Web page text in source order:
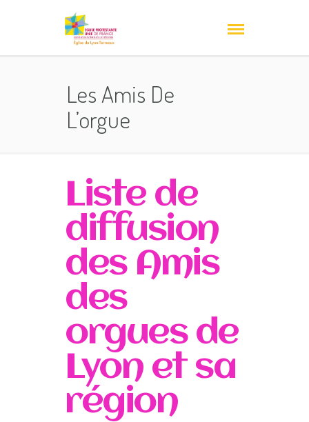
Les Amis De
L’orgue
Liste de
diffusion
des Amis
des
orgues de
Lyon et sa
région